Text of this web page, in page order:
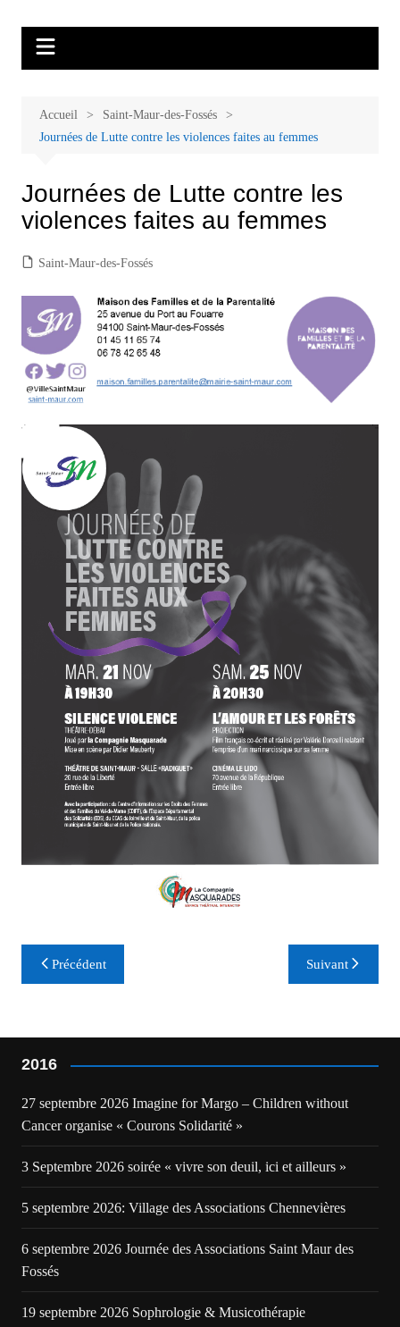
contenu
Malades et proches, Vivre avec et
après le cancer
thérapeutique, sophrologie, sport adapté, art thérapie, musico thérapie…
Accueil
Saint-Maur-des-Fossés
Journées de Lutte contre les violences faites au femmes
Journées de Lutte contre les
violences faites au femmes
Saint-Maur-des-Fossés
Navigation
de
Précédent Suivant
2016
27 septembre 2026 Imagine for Margo – Children without
Cancer organise « Courons Solidarité »
3 Septembre 2026 soirée « vivre son deuil, ici et ailleurs »
5 septembre 2026: Village des Associations Chennevières
6 septembre 2026 Journée des Associations Saint Maur des
Fossés
19 septembre 2026 Sophrologie & Musicothérapie